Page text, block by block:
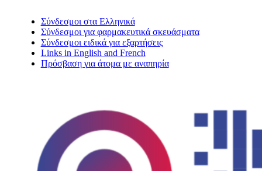
Σύνδεσμοι στα Ελληνικά
Σύνδεσμοι για φαρμακευτικά σκευάσματα
Σύνδεσμοι ειδικά για εξαρτήσεις
Links in English and French
Πρόσβαση για άτομα με αναπηρία